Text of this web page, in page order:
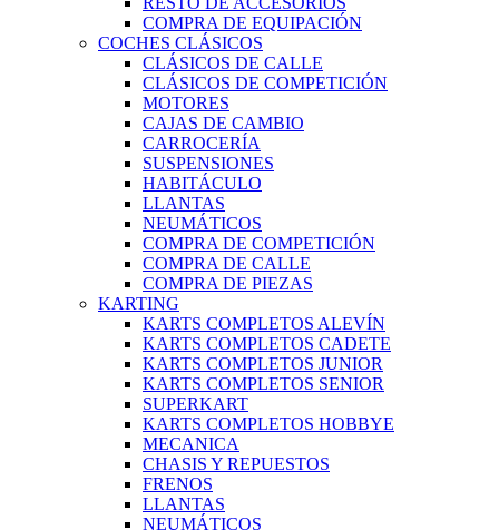
COMPRA DE EQUIPACIÓN
COCHES CLÁSICOS
CLÁSICOS DE CALLE
CLÁSICOS DE COMPETICIÓN
MOTORES
CAJAS DE CAMBIO
CARROCERÍA
SUSPENSIONES
HABITÁCULO
LLANTAS
NEUMÁTICOS
COMPRA DE COMPETICIÓN
COMPRA DE CALLE
COMPRA DE PIEZAS
KARTING
KARTS COMPLETOS ALEVÍN
KARTS COMPLETOS CADETE
KARTS COMPLETOS JUNIOR
KARTS COMPLETOS SENIOR
SUPERKART
KARTS COMPLETOS HOBBYE
MECANICA
CHASIS Y REPUESTOS
FRENOS
LLANTAS
NEUMÁTICOS